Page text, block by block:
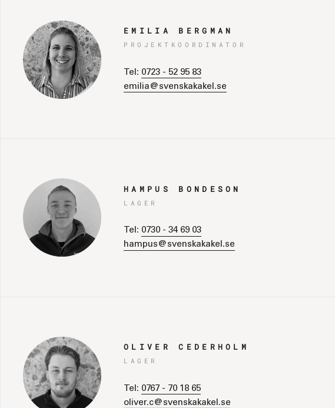
EMILIA BERGMAN
PROJEKTKOORDINATOR
Tel: 0723 - 52 95 83
emilia@svenskakakel.se
HAMPUS BONDESON
LAGER
Tel: 0730 - 34 69 03
hampus@svenskakakel.se
OLIVER CEDERHOLM
LAGER
Tel: 0767 - 70 18 65
oliver.c@svenskakakel.se